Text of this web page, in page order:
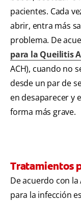
pacientes. Cada
abrir, entra más
problema. De
para la Queilitis
ACH), cuando no
desde un par de
en desaparecer y
forma más grave.
Tratamientos
De acuerdo con
para la infección